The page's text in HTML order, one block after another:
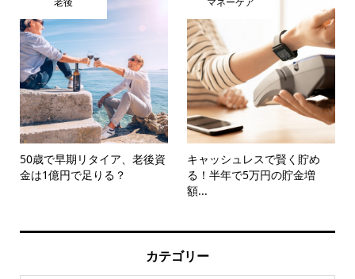
50歳で早期リタイア、老後資
金は1億円で足りる？
キャッシュレスで賢く貯め
る！半年で5万円の貯金増
額...
カテゴリー